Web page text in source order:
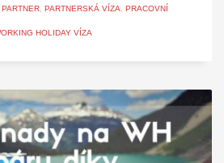
, PARTNERSKÁ VÍZA, PRACOVNÍ
HOLIDAY VÍZA